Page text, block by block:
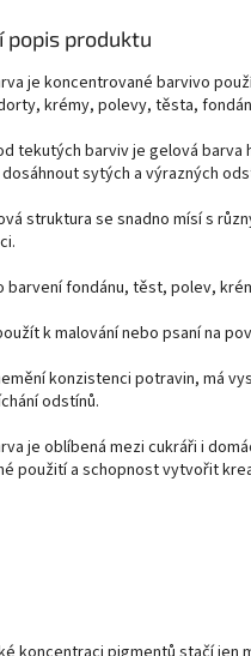
popis produktu
je koncentrované barvivo
krémy, polevy, těsta,
tekutých barviv je gelová
sytých a výrazných
struktura se snadno mísí s
barvení fondánu, těst, polev,
k malování nebo psaní na
konzistenci potravin, má
odstínů.
je oblíbená mezi cukráři i
použití a schopnost vytvořit